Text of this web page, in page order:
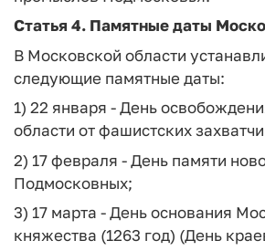
Статья 4. Памятные даты
В Московской области
следующие памятные даты:
1) 22 января - День
области от фашистских
2) 17 февраля - День памяти
Подмосковных;
3) 17 марта - День основания
княжества (1263 год) (День